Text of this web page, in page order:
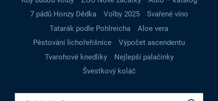
7 pádů Honzy Dědka
Volby 2025
Svařené víno
Tatarák podle Pohlreicha
Aloe vera
Pěstování lichořeřišnice
Výpočet ascendentu
Tvarohové knedlíky
Nejlepší palačinky
Švestkový koláč